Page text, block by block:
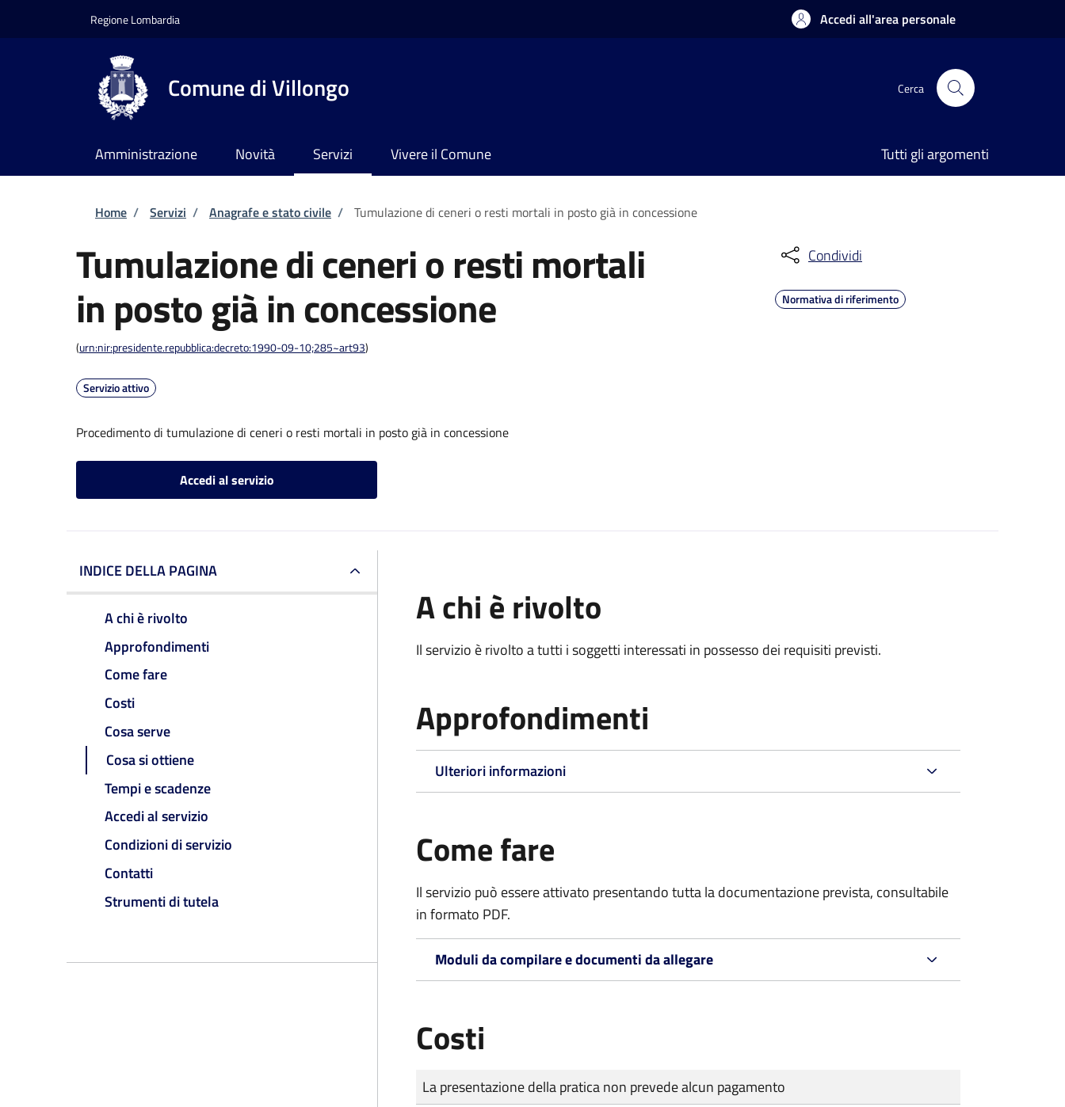
Regione Lombardia Accedi all'area personale
Comune di Villongo Cerca
Amministrazione Novità Servizi Vivere il Comune Tutti gli argomenti
Briciole di pane
Home / Servizi / Anagrafe e stato civile / Tumulazione di ceneri o resti mortali in posto già in concessione
Tumulazione di ceneri o resti mortali
in posto già in concessione
(urn:nir:presidente.repubblica:decreto:1990-09-10;285~art93)
Servizio attivo
Procedimento di tumulazione di ceneri o resti mortali in posto già in concessione
Accedi al servizio
Condividi
Normativa di riferimento
INDICE DELLA PAGINA
A chi è rivolto
Approfondimenti
Come fare
Costi
Cosa serve
Cosa si ottiene
Tempi e scadenze
Accedi al servizio
Condizioni di servizio
Contatti
Strumenti di tutela
A chi è rivolto
Il servizio è rivolto a tutti i soggetti interessati in possesso dei requisiti previsti.
Approfondimenti
Ulteriori informazioni
Come fare
Il servizio può essere attivato presentando tutta la documentazione prevista, consultabile
in formato PDF.
Moduli da compilare e documenti da allegare
Costi
Tipo di pagamento
Importo
La presentazione della pratica non prevede alcun pagamento